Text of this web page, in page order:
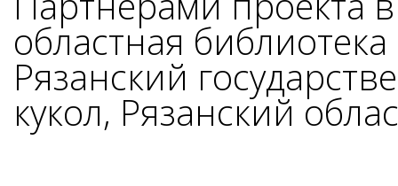
областная
Рязанский
кукол, Рязанский